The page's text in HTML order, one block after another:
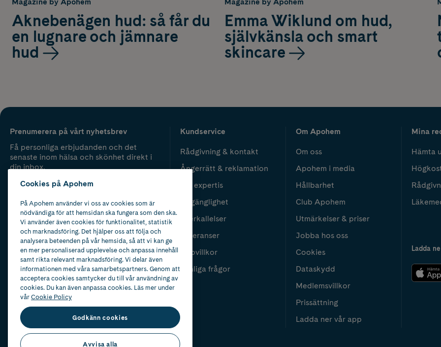
Aknebenägen hud: så får du
en lugnare och jämnare
hud
Emma Wiklund om hud,
självkänsla och smart
skincare
Prenumerera på vårt nyhetsbrev
Få personliga erbjudanden och det
senaste inom hälsa och skönhet direkt i
din inbox.
Kundservice
Rådgivning & kontakt
Ångerrätt & reklamation
Vår expertis
Tillgänglighet
Återkallelser
Leveranser
Köpvillkor
Vanliga frågor
Om Apohem
Om oss
Apohem i media
Hållbarhet
Club Apohem
Utmärkelser & priser
Jobba hos oss
Cookies
Dataskydd
Medlemsvillkor
Prissättning
Ladda ner vår app
Mina
Hämta
Ladda
Cookies på Apohem
På Apohem använder vi oss av cookies som är
nödvändiga för att hemsidan ska fungera som den ska.
Vi använder även cookies för funktionalitet, statistik
och marknadsföring. Det hjälper oss att följa och
analysera beteenden på vår hemsida, så att vi kan ge
en mer personaliserad upplevelse och anpassa innehåll
samt rikta relevant marknadsföring. Vi delar även
informationen med våra samarbetspartners. Genom att
acceptera cookies samtycker du till vår användning av
cookies. Du kan även anpassa cookies. Läs mer under
vårCookie Policy
Godkänn cookies
Avvisa alla